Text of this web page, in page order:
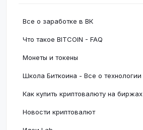
Все о заработке в ВК
Что такое BITCOIN - FAQ
Монеты и токены
Школа Биткоина - Все о технологии
Как купить криптовалюту на биржах
Новости криптовалют